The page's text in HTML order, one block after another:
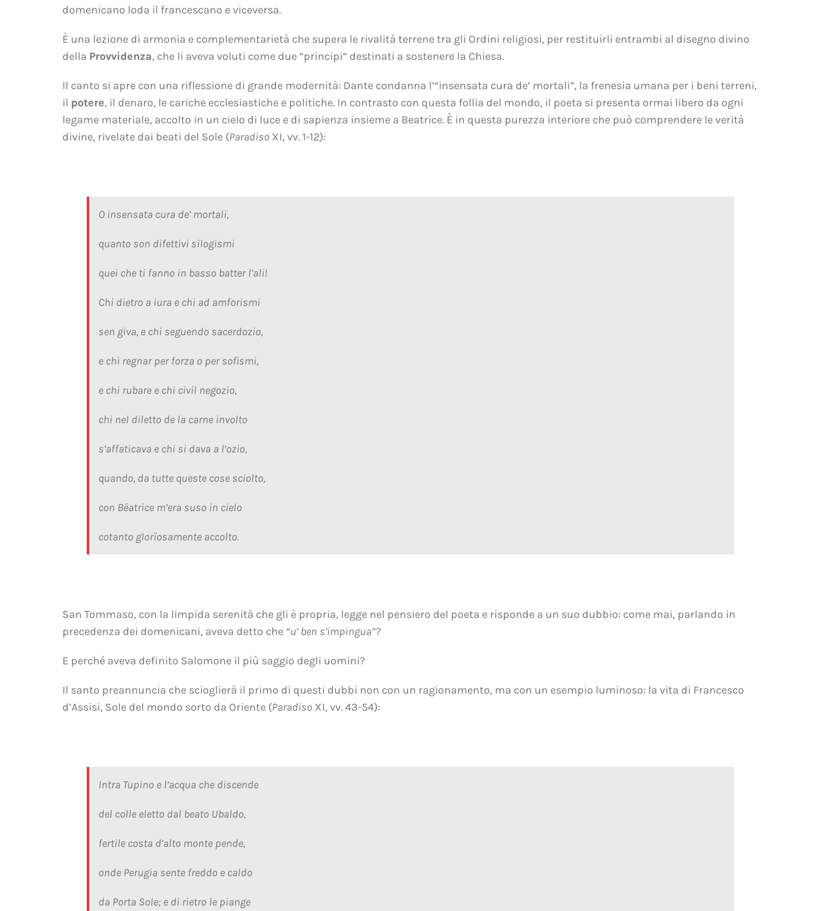
domenicano loda il francescano e viceversa.
È una lezione di armonia e complementarietà che supera le rivalità terrene tra gli Ordini religiosi, per restituirli entrambi al disegno divino
della Provvidenza, che li aveva voluti come due “principi” destinati a sostenere la Chiesa.
Il canto si apre con una riflessione di grande modernità: Dante condanna l’“insensata cura de’ mortali”, la frenesia umana per i beni terreni,
il potere, il denaro, le cariche ecclesiastiche e politiche. In contrasto con questa follia del mondo, il poeta si presenta ormai libero da ogni
legame materiale, accolto in un cielo di luce e di sapienza insieme a Beatrice. È in questa purezza interiore che può comprendere le verità
divine, rivelate dai beati del Sole (ParadisoXI, vv. 1-12):
O insensata cura de’ mortali,
quanto son difettivi silogismi
quei che ti fanno in basso batter l’ali!
Chi dietro a iura e chi ad amforismi
sen giva, e chi seguendo sacerdozio,
e chi regnar per forza o per sofismi,
e chi rubare e chi civil negozio,
chi nel diletto de la carne involto
s’affaticava e chi si dava a l’ozio,
quando, da tutte queste cose sciolto,
con Bëatrice m’era suso in cielo
cotanto glorïosamente accolto.
San Tommaso, con la limpida serenità che gli è propria, legge nel pensiero del poeta e risponde a un suo dubbio: come mai, parlando in
precedenza dei domenicani, aveva detto che “u’ ben s’impingua”?
E perché aveva definito Salomone il più saggio degli uomini?
Il santo preannuncia che scioglierà il primo di questi dubbi non con un ragionamento, ma con un esempio luminoso: la vita di Francesco
d’Assisi, Sole del mondo sorto da Oriente (ParadisoXI, vv. 43-54):
Intra Tupino e l’acqua che discende
del colle eletto dal beato Ubaldo,
fertile costa d’alto monte pende,
onde Perugia sente freddo e caldo
da Porta Sole; e di rietro le piange